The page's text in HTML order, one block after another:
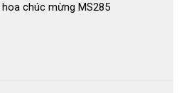
chúc mừng MS285